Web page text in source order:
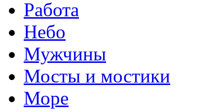
Работа
Небо
Мужчины
Мосты и мостики
Море